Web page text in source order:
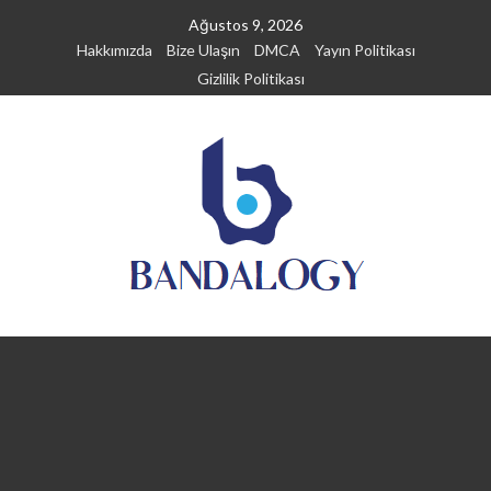
Ağustos 9, 2026
Hakkımızda
Bize Ulaşın DMCA
Yayın Politikası
Gizlilik Politikası